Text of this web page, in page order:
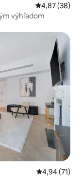
Priemerné
4,87 (38)
výhľadom
Priemerné
4,94 (71)